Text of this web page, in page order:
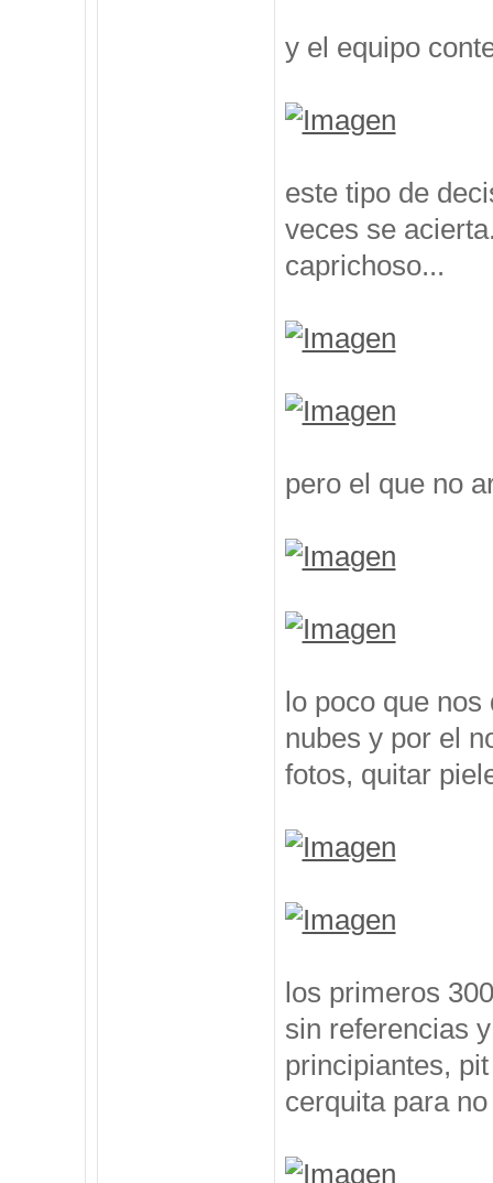
y el equipo
este tipo de
veces se
caprichoso...
pero el que no
lo poco que
nubes y por el
fotos, quitar
los primeros
sin referencias
principiantes,
cerquita para